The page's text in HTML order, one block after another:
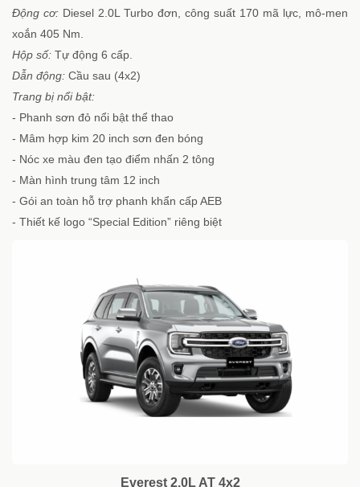
Động cơ: Diesel 2.0L Turbo đơn, công suất 170 mã lực, mô-men
xoắn 405 Nm.
Hộp số: Tự động 6 cấp.
Dẫn động: Cầu sau (4x2)
Trang bị nổi bật:
- Phanh sơn đỏ nổi bật thể thao
- Mâm hợp kim 20 inch sơn đen bóng
- Nóc xe màu đen tạo điểm nhấn 2 tông
- Màn hình trung tâm 12 inch
- Gói an toàn hỗ trợ phanh khẩn cấp AEB
- Thiết kế logo “Special Edition” riêng biệt
Everest 2.0L AT 4x2